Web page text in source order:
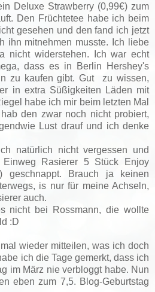
Deluxe Strawberry (0,99€) zum
Den Früchtetee habe ich beim
gesehen und den fand ich jetzt
ihn mitnehmen musste. Ich liebe
nicht widerstehen. Ich war echt
dass es in Berlin Hershey's
zu kaufen gibt. Gut zu wissen,
in extra Süßigkeiten Läden mit
habe ich mir beim letzten Mal
den zwar noch nicht probiert,
Lust drauf und ich denke
natürlich nicht vergessen und
Rasierer 5 Stück Enjoy
geschnappt. Brauch ja keinen
is nur für meine Achseln,
auch.
nicht bei Rossmann, die wollte
:D
wieder mitteilen, was ich doch
ich die Tage gemerkt, dass ich
im März nie verbloggt habe. Nun
eben zum 7,5. Blog-Geburtstag